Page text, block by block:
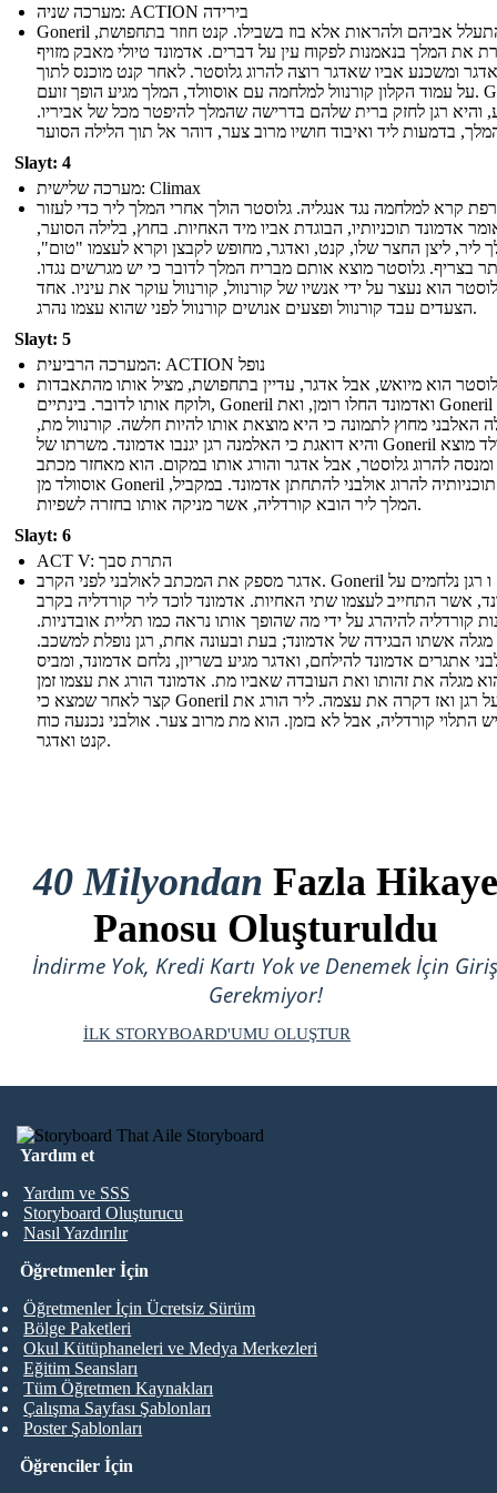
מערכה שניה: ACTION בירידה
Goneril ו רגן להתעלל אביהם ולהראות אלא בוז בשבילו. קנט חוזר בתחפושת,
את המלך בנאמנות לפקוח עין על דברים. אדמונד טיולי מאבק מזויף
ומשכנע אביו שאדגר רוצה להרוג גלוסטר. לאחר קנט מוכנס לתוך
על עמוד הקלון קורנוול למלחמה עם אוסוולד, המלך מגיע הופך זועם. Goneril
והיא רגן לחזק ברית שלהם בדרישה שהמלך להיפטר מכל של אביריו.
Slayt: 4
מערכה שלישית: Climax
קרא למלחמה נגד אנגליה. גלוסטר הולך אחרי המלך ליר כדי לעזור
אדמונד תוכניותיו, הבוגדת אביו מיד האחיות. בחוץ, בלילה הסוער,
ליר, ליצן החצר שלו, קנט, ואדגר, מחופש לקבצן וקרא לעצמו "טום",
בצריף. גלוסטר מוצא אותם מבריח המלך לדובר כי יש מגרשים נגדו.
הוא נעצר על ידי אנשיו של קורנוול, קורנוול עוקר את עיניו. אחד
הצעדים עבד קורנוול ופצעים אנושים קורנוול לפני שהוא עצמו נהרג.
Slayt: 5
המערכה הרביעית: ACTION נופל
הוא מיואש, אבל אדגר, עדיין בתחפושת, מציל אותו מהתאבדות
ולוקח אותו לדובר. בינתיים, Goneril ואדמונד החלו רומן, ואת Goneril רוצה
האלבני מחוץ לתמונה כי היא מוצאת אותו להיות חלשה. קורנוול מת,
והיא דואגת כי האלמנה רגן יגנבו אדמונד. משרתו של Goneril אוסוולד מוצא
ומנסה להרוג גלוסטר, אבל אדגר והורג אותו במקום. הוא מאחזר מכתב
אוסוולד מן Goneril מראה תוכניותיה להרוג אולבני להתחתן אדמונד. במקביל,
המלך ליר הובא קורדליה, אשר מניקה אותו בחזרה לשפיות.
Slayt: 6
ACT V: התרת סבך
אדגר מספק את המכתב לאולבני לפני הקרב. Goneril ו רגן נלחמים על
אשר התחייב לעצמו שתי האחיות. אדמונד לוכד ליר קורדליה בקרב
קורדליה להיהרג על ידי מה שהופך אותו נראה כמו תליית אובדניות.
מגלה אשתו הבגידה של אדמונד; בעת ובעונה אחת, רגן נופלת למשכב.
אתגרים אדמונד להילחם, ואדגר מגיע בשריון, נלחם אדמונד, ומביס
מגלה את זהותו ואת העובדה שאביו מת. אדמונד הורג את עצמו זמן
קצר לאחר שמצא כי Goneril מורעל רגן ואז דקרה את עצמה. ליר הורג את
התלוי קורדליה, אבל לא בזמן. הוא מת מרוב צער. אולבני נכנעה כוח
קנט ואדגר.
40 Milyondan Fazla Hikaye
Panosu Oluşturuldu
İndirme Yok, Kredi Kartı Yok ve Denemek İçin Giriş
Gerekmiyor!
İLK STORYBOARD'UMU OLUŞTUR
Yardım et
Yardım ve SSS
Storyboard Oluşturucu
Nasıl Yazdırılır
Öğrenciler İçin
Öğretmenler İçin
Öğretmenler İçin Ücretsiz Sürüm
Bölge Paketleri
Okul Kütüphaneleri ve Medya Merkezleri
Eğitim Seansları
Tüm Öğretmen Kaynakları
Çalışma Sayfası Şablonları
Poster Şablonları